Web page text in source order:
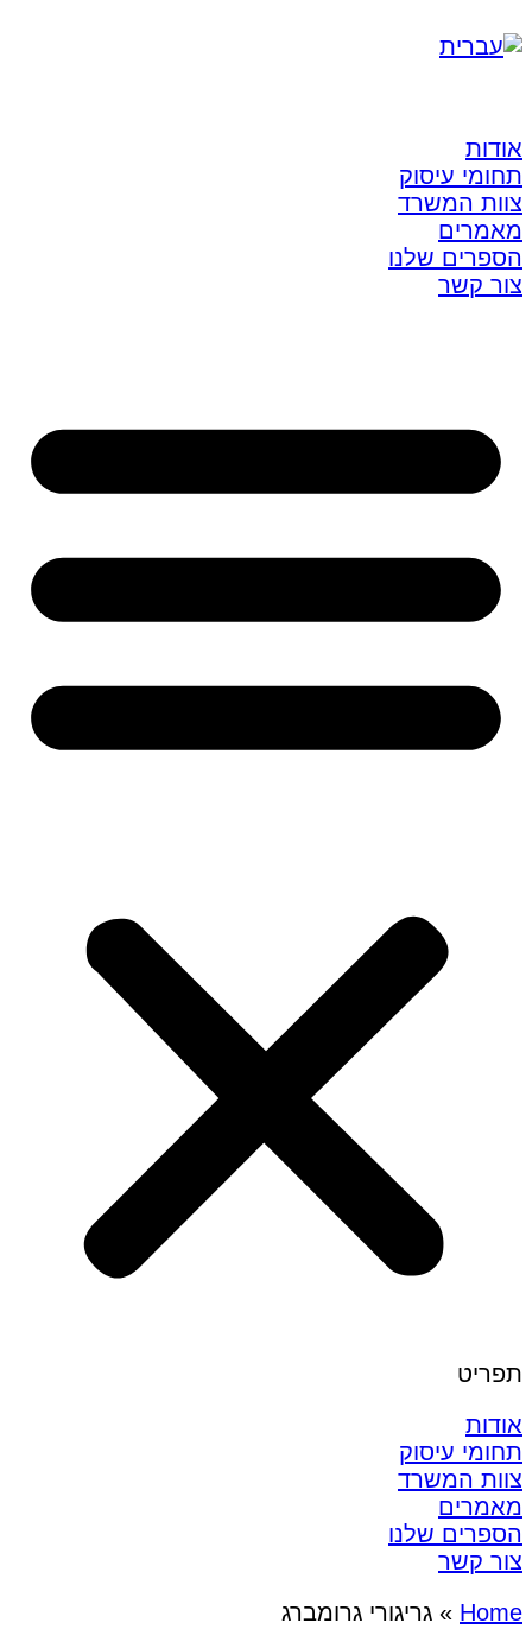
אודות
תחומי עיסוק
צוות המשרד
מאמרים
הספרים שלנו
צור קשר
תפריט
אודות
תחומי עיסוק
צוות המשרד
מאמרים
הספרים שלנו
צור קשר
Home
» גריגורי גרומברג